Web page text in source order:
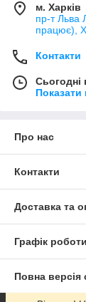
м. Харків
пр-т Льва
працює),
Контакти
Сьогодні
Показати
Про нас
Контакти
Доставка та
Графік роботи
Повна версія